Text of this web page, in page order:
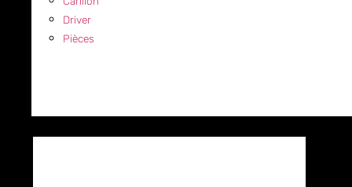
Driver
Pièces